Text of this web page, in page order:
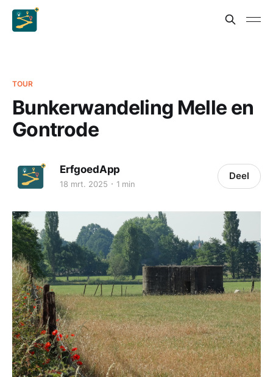
TOUR
Bunkerwandeling Melle en
Gontrode
ErfgoedApp
18 mrt. 2025 1 min
Deel